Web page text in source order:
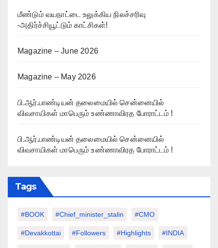
மீண்டும் வயநாட்டை உலுக்கிய நிலச்சரிவு
-அதிர்ச்சியூட்டும் காட்சிகள்!
Magazine – June 2026
Magazine – May 2026
பி.ஆர்.பாண்டியன் தலைமையில் சென்னையில்
விவசாயிகள் மாபெரும் உண்ணாவிரத போராட்டம் !
பி.ஆர்.பாண்டியன் தலைமையில் சென்னையில்
விவசாயிகள் மாபெரும் உண்ணாவிரத போராட்டம் !
Tags
#BOOK #chief_minister_stalin #CMO
#devakkottai #followers #highlights #INDIA